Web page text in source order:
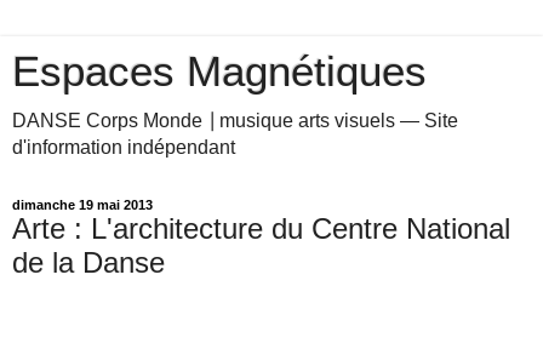
Espaces Magnétiques
DANSE Corps Monde ⎥ musique arts visuels — Site
d'information indépendant
dimanche 19 mai 2013
Arte : L'architecture du Centre National
de la Danse